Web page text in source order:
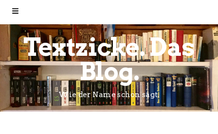
Textzicke. Das
Blog.
Wie der Name schon sagt.